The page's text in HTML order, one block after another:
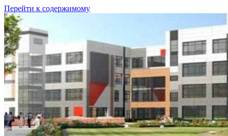
Перейти к содержимому